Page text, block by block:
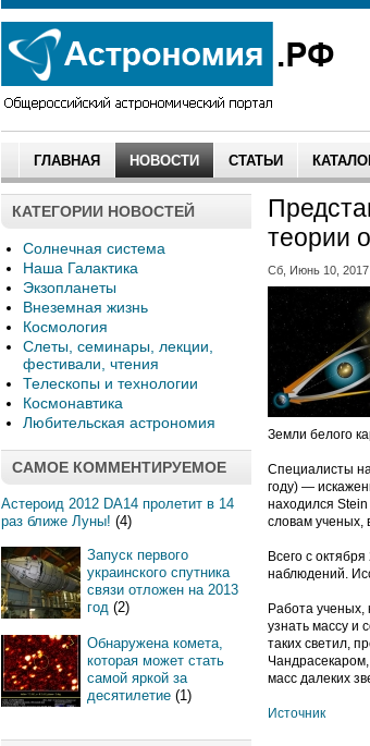
ГЛАВНАЯ НОВОСТИ СТАТЬИ
КАТЕГОРИИ НОВОСТЕЙ
Солнечная система
Наша Галактика
Экзопланеты
Внеземная жизнь
Космология
Слеты, семинары, лекции,
фестивали, чтения
Телескопы и технологии
Космонавтика
Любительская астрономия
САМОЕ КОММЕНТИРУЕМОЕ
Астероид 2012 DA14 пролетит в 14
раз ближе Луны! (4)
Запуск первого
украинского спутника
связи отложен на 2013
год (2)
Обнаружена комета,
которая может стать
самой яркой за
десятилетие (1)
теории
Сб, Июнь 10, 2017
Земли белого
Специалисты
году) —
находился
словам ученых,
Всего с
наблюдений.
Работа
узнать массу и
таких светил,
масс далеких
Источник